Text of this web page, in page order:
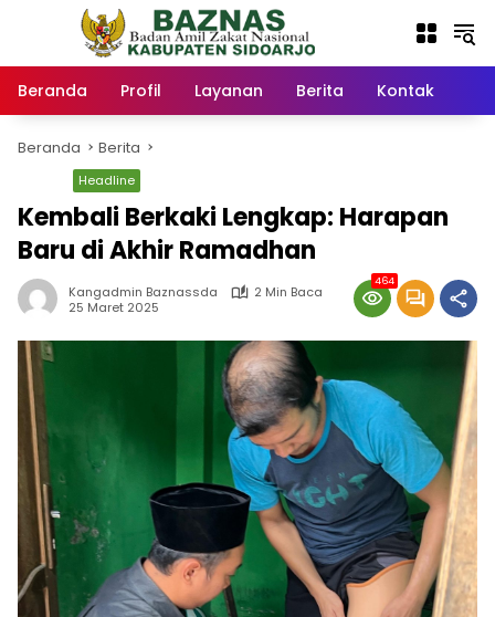
Beranda
Profil Layanan Berita Kontak
Beranda Berita
Headline
Kembali Berkaki Lengkap: Harapan
Baru di Akhir Ramadhan
Kangadmin Baznassda
2 Min Baca
25 Maret 2025
464